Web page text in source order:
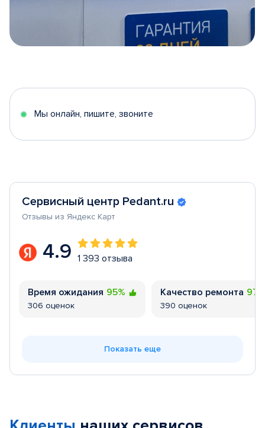
5
Мы онлайн, пишите, звоните
Сервисный центр Pedant.ru
Отзывы из Яндекс Карт
4.9 1 393 отзыва
Время ожидания 95%
306 оценок
Качество ремонта
390 оценок
Показать еще